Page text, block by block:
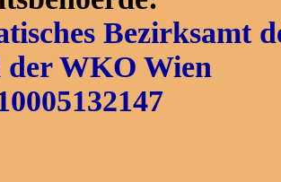
Bezirksamt
WKO Wien